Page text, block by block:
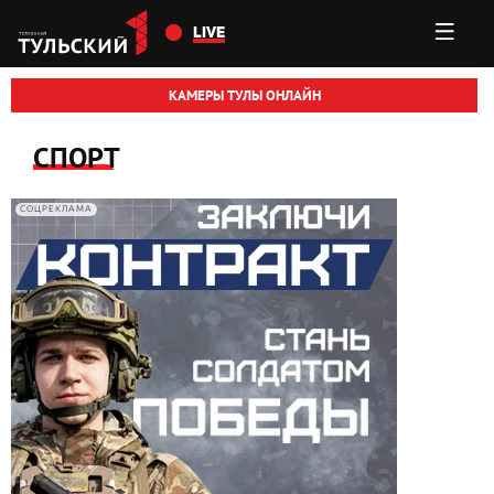
Перейти к основному содержанию
LIVE
КАМЕРЫ ТУЛЫ ОНЛАЙН
СПОРТ
СОЦРЕКЛАМА